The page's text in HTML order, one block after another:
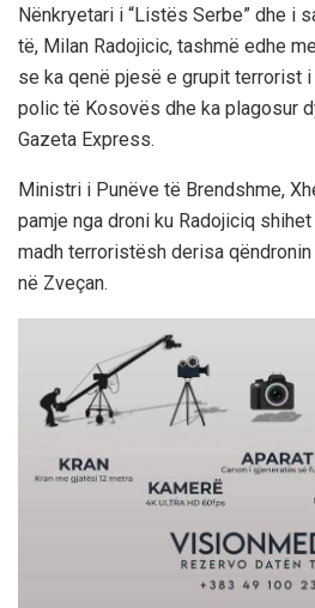
Nënkryetari i “Listës Serbe” dhe i
të, Milan Radojicic, tashmë edhe
se ka qenë pjesë e grupit terrorist
polic të Kosovës dhe ka plagosur
Gazeta Express.
Ministri i Punëve të Brendshme,
pamje nga droni ku Radojiciq
madh terroristësh derisa
në Zveçan.